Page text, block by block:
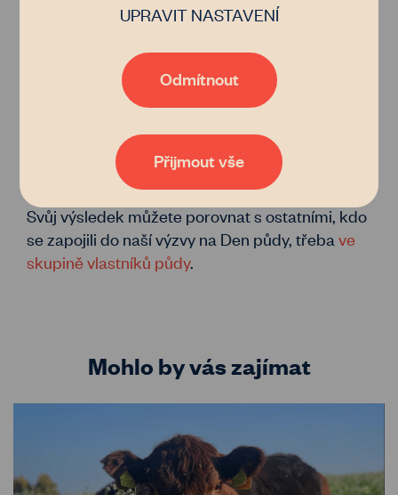
změnou hospodaření, férovou pachtovní
Ukažte nám své spoďáry
Nezapomeňte spodní prádlo vyfotit před
zakopáním a po testovacích dvou měsících.
Svůj výsledek můžete porovnat s ostatními, kdo
se zapojili do naší výzvy na Den půdy, třeba ve
skupině vlastníků půdy.
Mohlo by vás zajímat
Důvěřujete nám?
stejně jako nám o zastavení znehodnocování půdy v Česku.
Díky tomu, že nám dáte možnost uchovávat data o vaší
aktivitě na našem webu, bude naše poradenství, databáze
vlastníků i zemědělců nebo například generátor
vás zajímají podrobnosti, přečtěte si našezásady
zpracování osobních údajů
. Tak co, věříte nám?
UPRAVIT NASTAVENÍ
Odmítnout
Přijmout vše